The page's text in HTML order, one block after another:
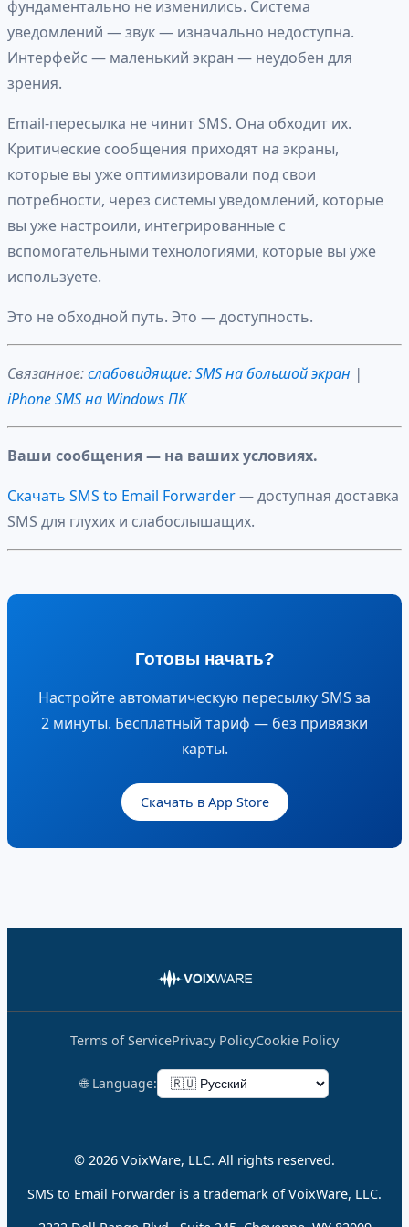
фундаментально не изменились. Система
уведомлений — звук — изначально недоступна.
Интерфейс — маленький экран — неудобен для
зрения.
Email-пересылка не чинит SMS. Она обходит их.
Критические сообщения приходят на экраны,
которые вы уже оптимизировали под свои
потребности, через системы уведомлений, которые
вы уже настроили, интегрированные с
вспомогательными технологиями, которые вы уже
используете.
Это не обходной путь. Это — доступность.
Связанное:слабовидящие: SMS на большой экран |
iPhone SMS на Windows ПК
Ваши сообщения — на ваших условиях.
Скачать SMS to Email Forwarder— доступная доставка
SMS для глухих и слабослышащих.
Готовы начать?
Настройте автоматическую пересылку SMS за
2 минуты. Бесплатный тариф — без привязки
карты.
Скачать в App Store
Terms of ServicePrivacy PolicyCookie Policy
🌐 Language:
© 2026 VoixWare, LLC. All rights reserved.
SMS to Email Forwarder is a trademark of VoixWare, LLC.